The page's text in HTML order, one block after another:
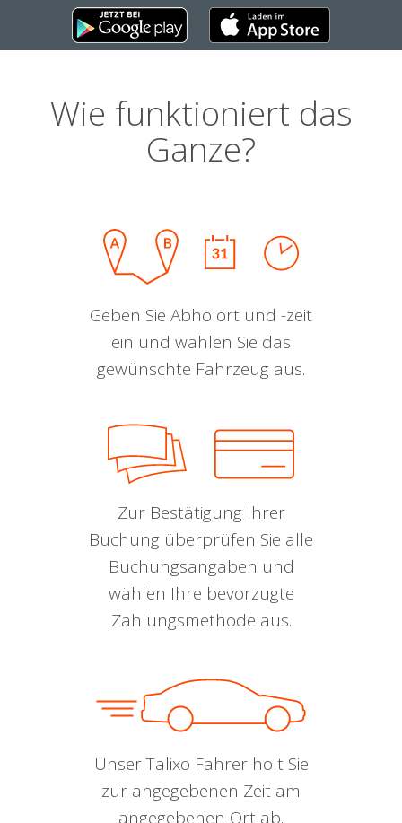
Wie funktioniert das
Ganze?
Geben Sie Abholort und -zeit
ein und wählen Sie das
gewünschte Fahrzeug aus.
Zur Bestätigung Ihrer
Buchung überprüfen Sie alle
Buchungsangaben und
wählen Ihre bevorzugte
Zahlungsmethode aus.
Unser Talixo Fahrer holt Sie
zur angegebenen Zeit am
angegebenen Ort ab.